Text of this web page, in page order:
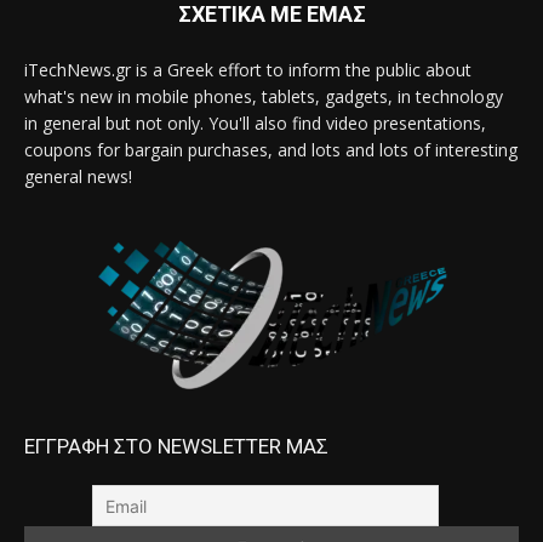
ΣΧΕΤΙΚΑ ΜΕ ΕΜΑΣ
iTechNews.gr is a Greek effort to inform the public about
what's new in mobile phones, tablets, gadgets, in technology
in general but not only. You'll also find video presentations,
coupons for bargain purchases, and lots and lots of interesting
general news!
ΕΓΓΡΑΦΗ ΣΤΟ NEWSLETTER ΜΑΣ